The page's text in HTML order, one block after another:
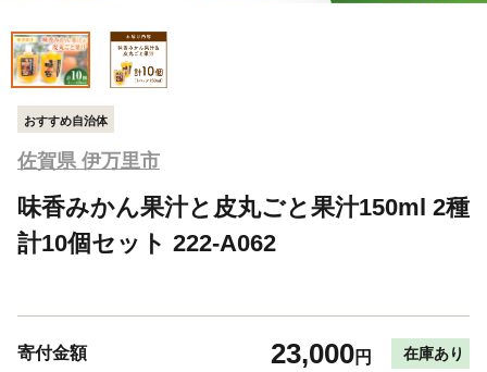
おすすめ自治体
佐賀県 伊万里市
味香みかん果汁と皮丸ごと果汁150ml 2種
計10個セット 222-A062
寄付金額 23,000円 在庫あり